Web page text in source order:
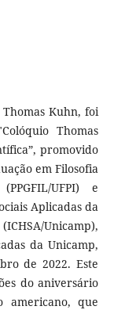
Kuhn, foi
Thomas
promovido
em Filosofia
UFPI) e
Aplicadas da
Unicamp),
da Unicamp,
de 2022. Este
do aniversário
americano, que